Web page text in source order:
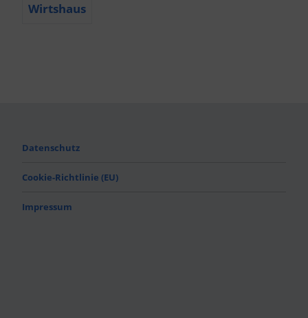
Wirtshaus
Datenschutz
Cookie-Richtlinie (EU)
Impressum